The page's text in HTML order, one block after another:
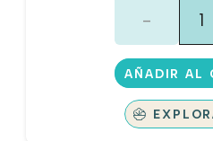
AÑADIR AL